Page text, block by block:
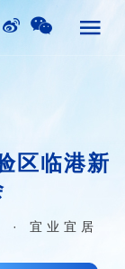
区临港新
· 宜业宜居